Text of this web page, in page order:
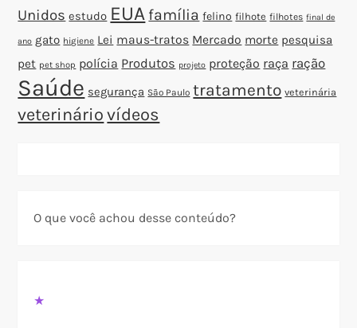
Unidos estudo EUA família felino filhote filhotes final de
ano gato higiene Lei maus-tratos Mercado morte pesquisa
pet pet shop polícia Produtos projeto proteção raça ração
Saúde segurança São Paulo tratamento veterinária
veterinário vídeos
O que você achou desse conteúdo?
★